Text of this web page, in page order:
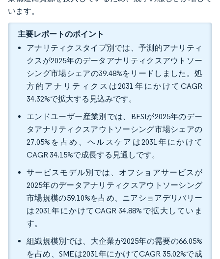
います。
主要レポートのポイント
アナリティクスタイプ別では、予測的アナリティ
クスが2025年のデータアナリティクスアウトソー
シング市場シェアの39.48%をリードしました。処
方的アナリティクスは2031年にかけてCAGR
34.32%で拡大する見込みです。
エンドユーザー産業別では、BFSIが2025年のデー
タアナリティクスアウトソーシング市場シェアの
27.05%を占め、ヘルスケアは2031年にかけて
CAGR 34.15%で成長する見通しです。
サービスモデル別では、オフショアサービスが
2025年のデータアナリティクスアウトソーシング
市場規模の59.10%を占め、ニアショアデリバリー
は2031年にかけてCAGR 34.88%で拡大していま
す。
組織規模別では、大企業が2025年の需要の66.05%
を占め、SMEは2031年にかけてCAGR 35.02%で成